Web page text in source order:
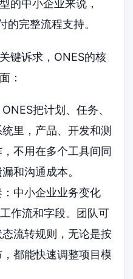
的中小企业来说，
的完整流程支持。
键诉求，ONES的核
：
把计划、任务、
里，产品、开发和测
不用在多个工具间同
和沟通成本。
中小企业业务变化
作流和字段。团队可
流转规则，无论是按
都能快速调整项目模